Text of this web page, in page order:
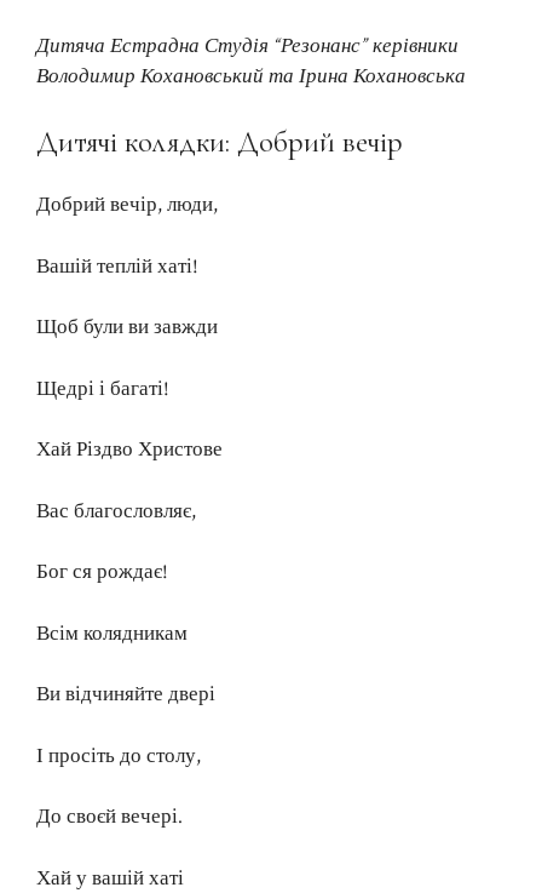
Дитяча Естрадна Студія “Резонанс” керівники
Володимир Кохановський та Ірина Кохановська
Дитячі колядки: Добрий вечір
Добрий вечір, люди,
Вашій теплій хаті!
Щоб були ви завжди
Щедрі і багаті!
Хай Різдво Христове
Вас благословляє,
Бог ся рождає!
Всім колядникам
Ви відчиняйте двері
І просіть до столу,
До своєй вечері.
Хай у вашій хаті